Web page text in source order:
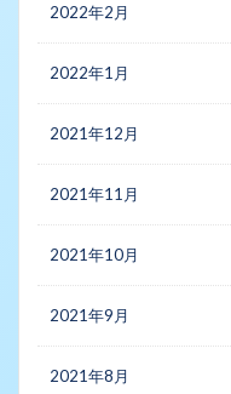
2022年2月
2022年1月
2021年12月
2021年11月
2021年10月
2021年9月
2021年8月